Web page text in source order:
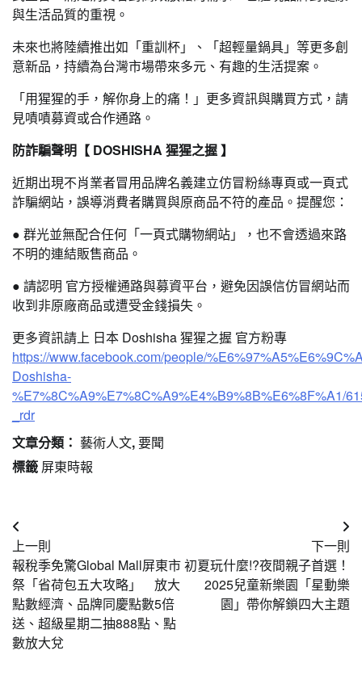
與生活品質的重視。
未來也將陸續推出如「重訓杯」、「超輕量鍋具」等更多創
意新品，持續為台灣市場帶來多元、有趣的生活提案。
「用猩猩的手，解你身上的痛！」更多資訊與購買方式，請
見嘖嘖募資或合作通路。
防詐騙聲明【 DOSHISHA 猩猩之握 】
近期出現不肖業者冒用品牌名義建立仿冒粉絲專頁或一頁式
詐騙網站，誤導消費者購買與原商品不符的產品。提醒您：
● 群光並無配合任何「一頁式購物網站」，也不會透過來路
不明的連結販售商品。
● 請認明 官方授權通路與募資平台，避免因誤信仿冒網站而
收到非原廠商品或遭受金錢損失。
更多資訊請上 日本 Doshisha 猩猩之握 官方粉專
https://www.facebook.com/people/
Doshisha-
%E7%8C%A9%E7%8C%A9%E4%B9%8B%E6%8F%A1/
_rdr
文章分類： 藝術人文,要聞
標籤 屏東時報
文
章
導
覽
上一則
報稅季免驚Global Mall屏東市
祭「省荷包五大攻略」 放大
點數經濟、品牌同慶點數5倍
送、超級星期二抽888點、點
數放大兌
下一則
初夏玩什麼!?夜間親子首選！
2025兒童新樂園「星動樂
園」帶你解鎖四大主題